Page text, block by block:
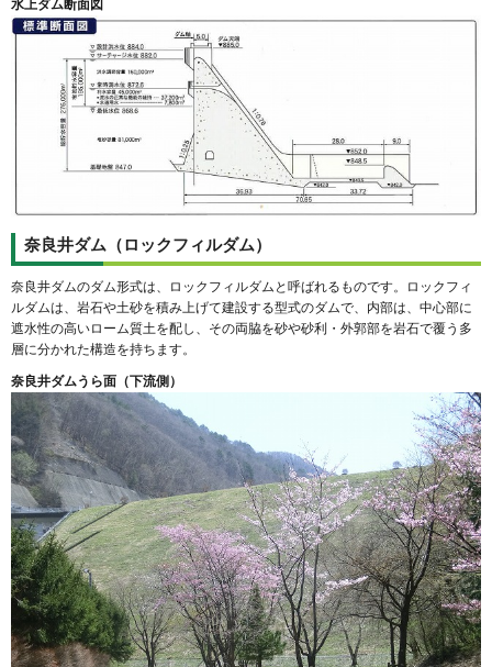
水上ダム断面図
奈良井ダム（ロックフィルダム）
奈良井ダムのダム形式は、ロックフィルダムと呼ばれるものです。ロックフィ
ルダムは、岩石や土砂を積み上げて建設する型式のダムで、内部は、中心部に
遮水性の高いローム質土を配し、その両脇を砂や砂利・外郭部を岩石で覆う多
層に分かれた構造を持ちます。
奈良井ダムうら面（下流側）